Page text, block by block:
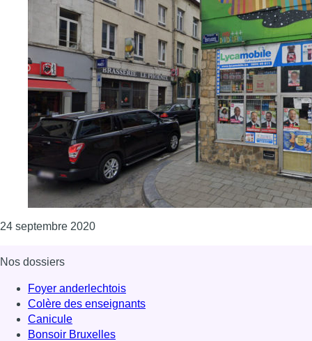
24 septembre 2020Consulter l'article "Les gérants de
Nos dossiers
Foyer anderlechtois
Colère des enseignants
Canicule
Bonsoir Bruxelles